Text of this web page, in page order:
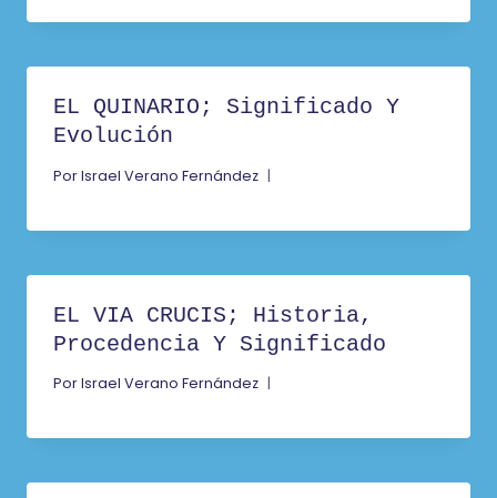
EL QUINARIO; Significado Y
Evolución
PorIsrael Verano Fernández
EL VIA CRUCIS; Historia,
Procedencia Y Significado
PorIsrael Verano Fernández